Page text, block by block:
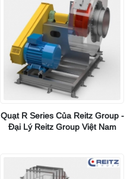
Quạt R Series Của Reitz Group -
Đại Lý Reitz Group Việt Nam